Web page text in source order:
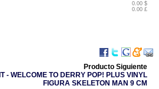
0.00 $
0.00 £
Producto Siguiente
IT - WELCOME TO DERRY POP! PLUS VINYL
FIGURA SKELETON MAN 9 CM